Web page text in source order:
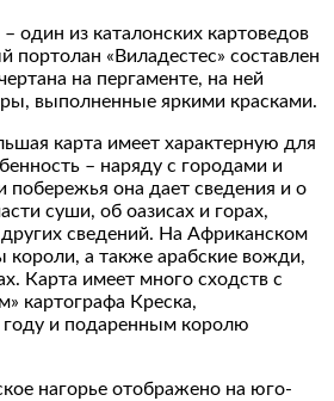
один из каталонских картоведов
портолан «Виладестес» составлен
на пергаменте, на ней
выполненные яркими красками.
карта имеет характерную для
– наряду с городами и
побережья она дает сведения и о
суши, об оазисах и горах,
сведений. На Африканском
короли, а также арабские вожди,
Карта имеет много сходств с
картографа Креска,
и подаренным королю
нагорье отображено на юго-